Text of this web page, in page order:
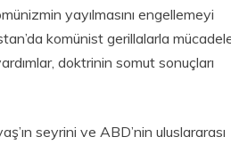
yayılmasını engellemeyi
komünist gerillalarla
doktrinin somut sonuçları
seyrini ve ABD’nin uluslararası